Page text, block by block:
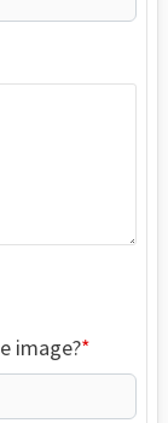
image?